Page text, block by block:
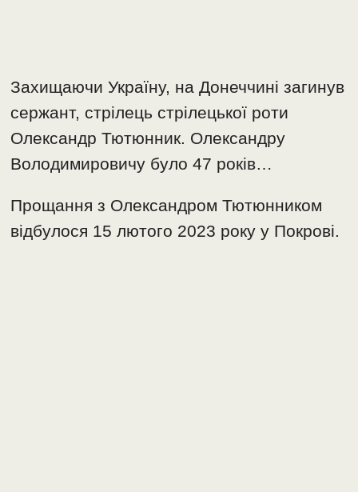
Захищаючи Україну, на Донеччині загинув
сержант, стрілець стрілецької роти
Олександр Тютюнник. Олександру
Володимировичу було 47 років…
Прощання з Олександром Тютюнником
відбулося 15 лютого 2023 року у Покрові.